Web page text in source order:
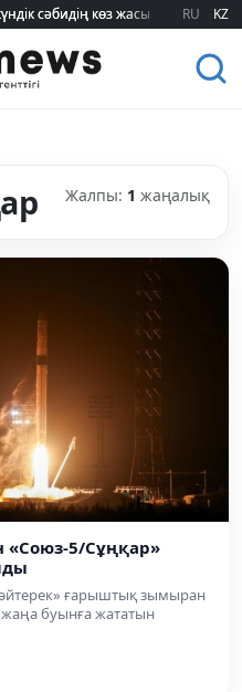
сәбидің көз жасы:
сәбидің көз жасы: RU KZ
Жалпы: 1 жаңалық
«Союз-5/Сұңқар»
ғарыштық зымыран
буынға жататын